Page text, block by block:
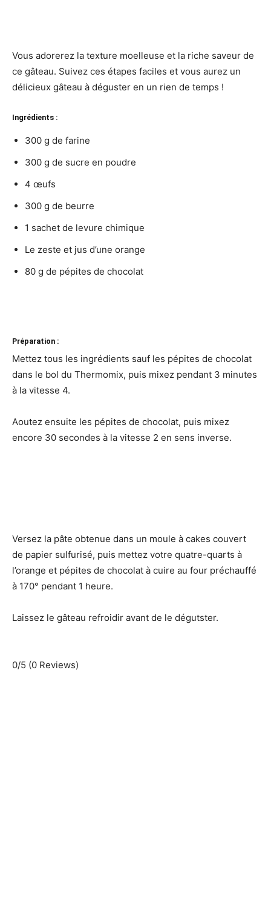
Vous adorerez la texture moelleuse et la riche saveur de
ce gâteau. Suivez ces étapes faciles et vous aurez un
délicieux gâteau à déguster en un rien de temps !
Ingrédients :
300 g de farine
300 g de sucre en poudre
4 œufs
300 g de beurre
1 sachet de levure chimique
Le zeste et jus d’une orange
80 g de pépites de chocolat
Préparation :
Mettez tous les ingrédients sauf les pépites de chocolat
dans le bol du Thermomix, puis mixez pendant 3 minutes
à la vitesse 4.
Aoutez ensuite les pépites de chocolat, puis mixez
encore 30 secondes à la vitesse 2 en sens inverse.
Versez la pâte obtenue dans un moule à cakes couvert
de papier sulfurisé, puis mettez votre quatre-quarts à
l’orange et pépites de chocolat à cuire au four préchauffé
à 170° pendant 1 heure.
Laissez le gâteau refroidir avant de le dégutster.
0/5 (0 Reviews)